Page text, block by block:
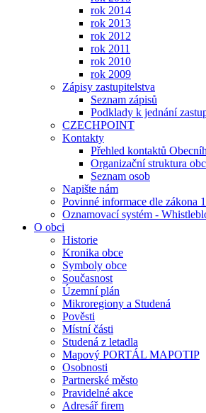
rok 2014
rok 2013
rok 2012
rok 2011
rok 2010
rok 2009
Zápisy zastupitelstva
Seznam zápisů
Podklady k jednání
CZECHPOINT
Kontakty
Přehled kontaktů
Organizační struktura
Seznam osob
Napište nám
Povinné informace dle zákona
Oznamovací systém -
O obci
Historie
Kronika obce
Symboly obce
Současnost
Územní plán
Mikroregiony a Studená
Pověsti
Místní části
Studená z letadla
Mapový PORTÁL MAPOTIP
Osobnosti
Partnerské město
Pravidelné akce
Adresář firem